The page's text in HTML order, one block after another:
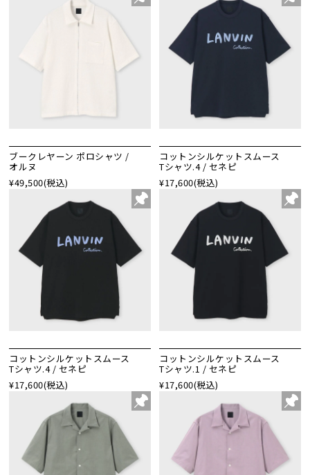
ブークレヤーン ポロシャツ /
オルヌ
¥49,500(税込)
コットンシルケットスムース
Tシャツ.4 / セネピ
¥17,600(税込)
コットンシルケットスムース
Tシャツ.4 / セネピ
¥17,600(税込)
コットンシルケットスムース
Tシャツ.1 / セネピ
¥17,600(税込)